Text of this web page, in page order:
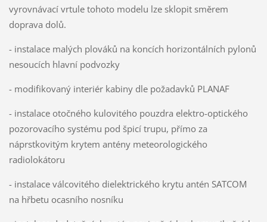
vyrovnávací vrtule tohoto modelu lze sklopit směrem
doprava dolů.
- instalace malých plováků na koncích horizontálních pylonů
nesoucích hlavní podvozky
- modifikovaný interiér kabiny dle požadavků PLANAF
- instalace otočného kulovitého pouzdra elektro-optického
pozorovacího systému pod špicí trupu, přímo za
náprstkovitým krytem antény meteorologického
radiolokátoru
- instalace válcovitého dielektrického krytu antén SATCOM
na hřbetu ocasního nosníku